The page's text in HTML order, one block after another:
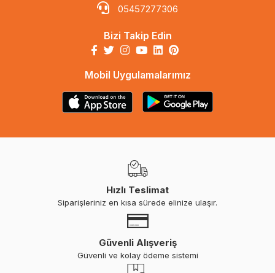
05457277306
Bizi Takip Edin
Mobil Uygulamalarımız
Hızlı Teslimat
Siparişleriniz en kısa sürede elinize ulaşır.
Güvenli Alışveriş
Güvenli ve kolay ödeme sistemi